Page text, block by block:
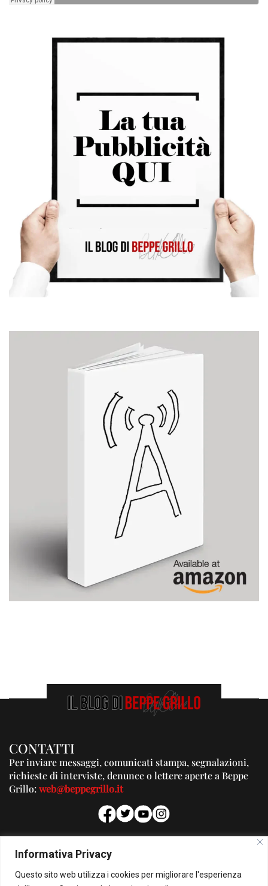
Informativa Privacy
Questo sito web utilizza i cookies per migliorare l'esperienza
CONTATTI
Per inviare messaggi, comunicati stampa, segnalazioni,
richieste di interviste, denunce o lettere aperte a Beppe
Grillo:web@beppegrillo.it
PUBBLICITA'
Per la tua pubblicità su questo Blog:
pubblicita@beppegrillo.it